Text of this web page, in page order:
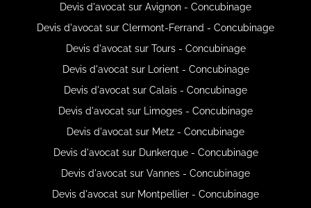
Devis d'avocat sur Avignon - Concubinage
Devis d'avocat sur Clermont-Ferrand - Concubinage
Devis d'avocat sur Tours - Concubinage
Devis d'avocat sur Lorient - Concubinage
Devis d'avocat sur Calais - Concubinage
Devis d'avocat sur Limoges - Concubinage
Devis d'avocat sur Metz - Concubinage
Devis d'avocat sur Dunkerque - Concubinage
Devis d'avocat sur Vannes - Concubinage
Devis d'avocat sur Montpellier - Concubinage